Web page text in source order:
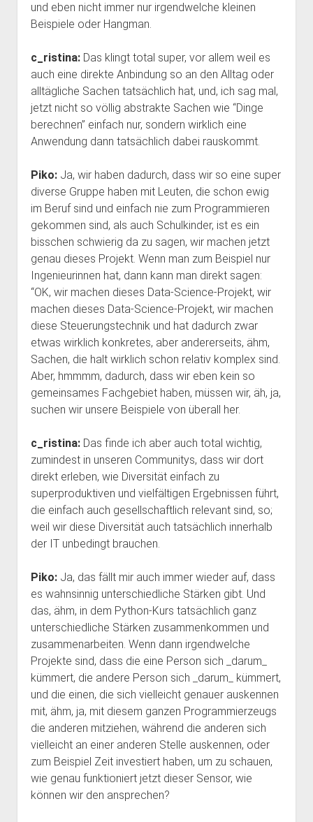
und eben nicht immer nur irgendwelche kleinen
Beispiele oder Hangman.
c_ristina:Das klingt total super, vor allem weil es
auch eine direkte Anbindung so an den Alltag oder
alltägliche Sachen tatsächlich hat, und, ich sag mal,
jetzt nicht so völlig abstrakte Sachen wie “Dinge
berechnen” einfach nur, sondern wirklich eine
Anwendung dann tatsächlich dabei rauskommt.
Piko:Ja, wir haben dadurch, dass wir so eine super
diverse Gruppe haben mit Leuten, die schon ewig
im Beruf sind und einfach nie zum Programmieren
gekommen sind, als auch Schulkinder, ist es ein
bisschen schwierig da zu sagen, wir machen jetzt
genau dieses Projekt. Wenn man zum Beispiel nur
Ingenieurinnen hat, dann kann man direkt sagen:
“OK, wir machen dieses Data-Science-Projekt, wir
machen dieses Data-Science-Projekt, wir machen
diese Steuerungstechnik und hat dadurch zwar
etwas wirklich konkretes, aber andererseits, ähm,
Sachen, die halt wirklich schon relativ komplex sind.
Aber, hmmmm, dadurch, dass wir eben kein so
gemeinsames Fachgebiet haben, müssen wir, äh, ja,
suchen wir unsere Beispiele von überall her.
c_ristina:Das finde ich aber auch total wichtig,
zumindest in unseren Communitys, dass wir dort
direkt erleben, wie Diversität einfach zu
superproduktiven und vielfältigen Ergebnissen führt,
die einfach auch gesellschaftlich relevant sind, so;
weil wir diese Diversität auch tatsächlich innerhalb
der IT unbedingt brauchen.
Piko:Ja, das fällt mir auch immer wieder auf, dass
es wahnsinnig unterschiedliche Stärken gibt. Und
das, ähm, in dem Python-Kurs tatsächlich ganz
unterschiedliche Stärken zusammenkommen und
zusammenarbeiten. Wenn dann irgendwelche
Projekte sind, dass die eine Person sich _darum_
kümmert, die andere Person sich _darum_ kümmert,
und die einen, die sich vielleicht genauer auskennen
mit, ähm, ja, mit diesem ganzen Programmierzeugs
die anderen mitziehen, während die anderen sich
vielleicht an einer anderen Stelle auskennen, oder
zum Beispiel Zeit investiert haben, um zu schauen,
wie genau funktioniert jetzt dieser Sensor, wie
können wir den ansprechen?